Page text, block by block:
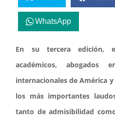
WhatsApp
En su tercera edición,
académicos,
internacionales de América
los más importantes
tanto de admisibilidad